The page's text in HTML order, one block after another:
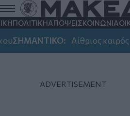
ΠΟΛΙΤΙΚΗΑΠΟΨΕΙΣΚΟΙΝΩΝΙΑ
Αίθριος καιρός με
ΓΡΕΒΕΝΑ